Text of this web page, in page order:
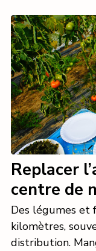
Replacer
centre de
Des légumes et
kilomètres,
distribution.